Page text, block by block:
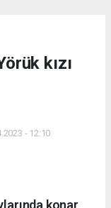
kızı
- 12:10
konar